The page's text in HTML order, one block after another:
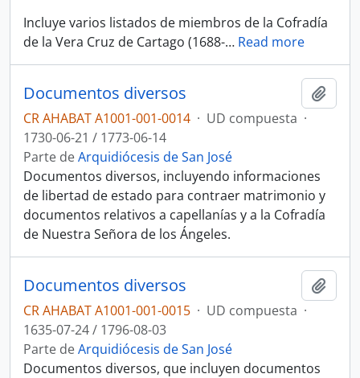
Incluye varios listados de miembros de la Cofradía
de la Vera Cruz de Cartago (1688-… Read more
Documentos diversos
CR AHABAT A1001-001-0014 · UD compuesta ·
1730-06-21 / 1773-06-14
Parte deArquidiócesis de San José
Documentos diversos, incluyendo informaciones
de libertad de estado para contraer matrimonio y
documentos relativos a capellanías y a la Cofradía
de Nuestra Señora de los Ángeles.
Documentos diversos
CR AHABAT A1001-001-0015 · UD compuesta ·
1635-07-24 / 1796-08-03
Parte deArquidiócesis de San José
Documentos diversos, que incluyen documentos